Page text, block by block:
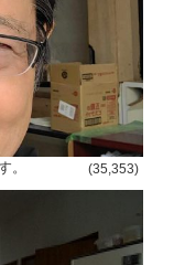
。 (35,353)